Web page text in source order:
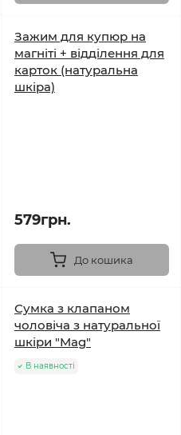
Зажим для купюр на
магніті + відділення для
карток (натуральна
шкіра)
579грн.
До кошика
Сумка з клапаном
чоловіча з натуральної
шкіри "Mag"
В наявності